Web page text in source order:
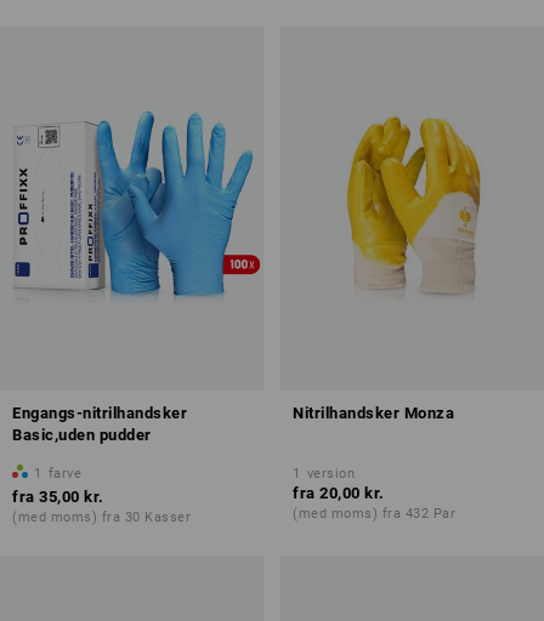
Engangs-nitrilhandsker
Basic,uden pudder
1 farve
fra 35,00 kr.
(med moms) fra 30 Kasser
Nitrilhandsker Monza
1 version
fra 20,00 kr.
(med moms) fra 432 Par